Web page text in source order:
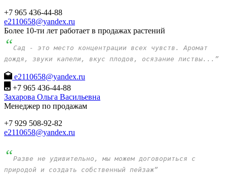
+7 965 436-44-88
e2110658@yandex.ru
Более 10-ти лет работает в продажах растений
“ Сад - это место концентрации всех чувств. Аромат
дождя, звуки капели, вкус плодов, осязание листвы...”
e2110658@yandex.ru
+7 965 436-44-88
Захарова Ольга Васильевна
Менеджер по продажам
+7 929 508-92-82
e2110658@yandex.ru
“Разве не удивительно, мы можем договориться с
природой и создать собственный пейзаж”